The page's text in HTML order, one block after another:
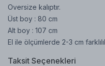
Oversize kalıptır.
Üst boy : 80 cm
Alt boy : 107 cm
El ile ölçümlerde 2-3 cm
Taksit Seçenekleri